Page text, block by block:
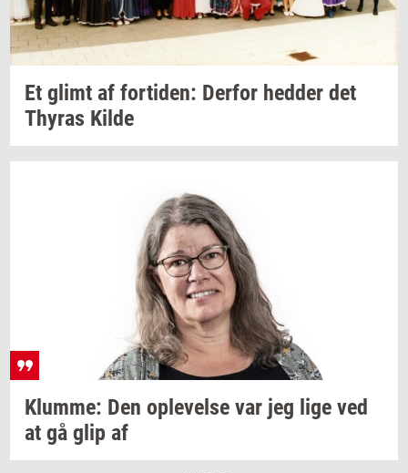
Et glimt af for­ti­den: Der­for hed­der det
Thyras Kilde
Klum­me: Den op­le­vel­se var jeg lige ved
at gå glip af